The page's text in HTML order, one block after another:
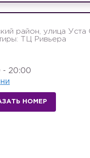
район, улица Уста
ТЦ Ривьера
- 20:00
НОМЕР